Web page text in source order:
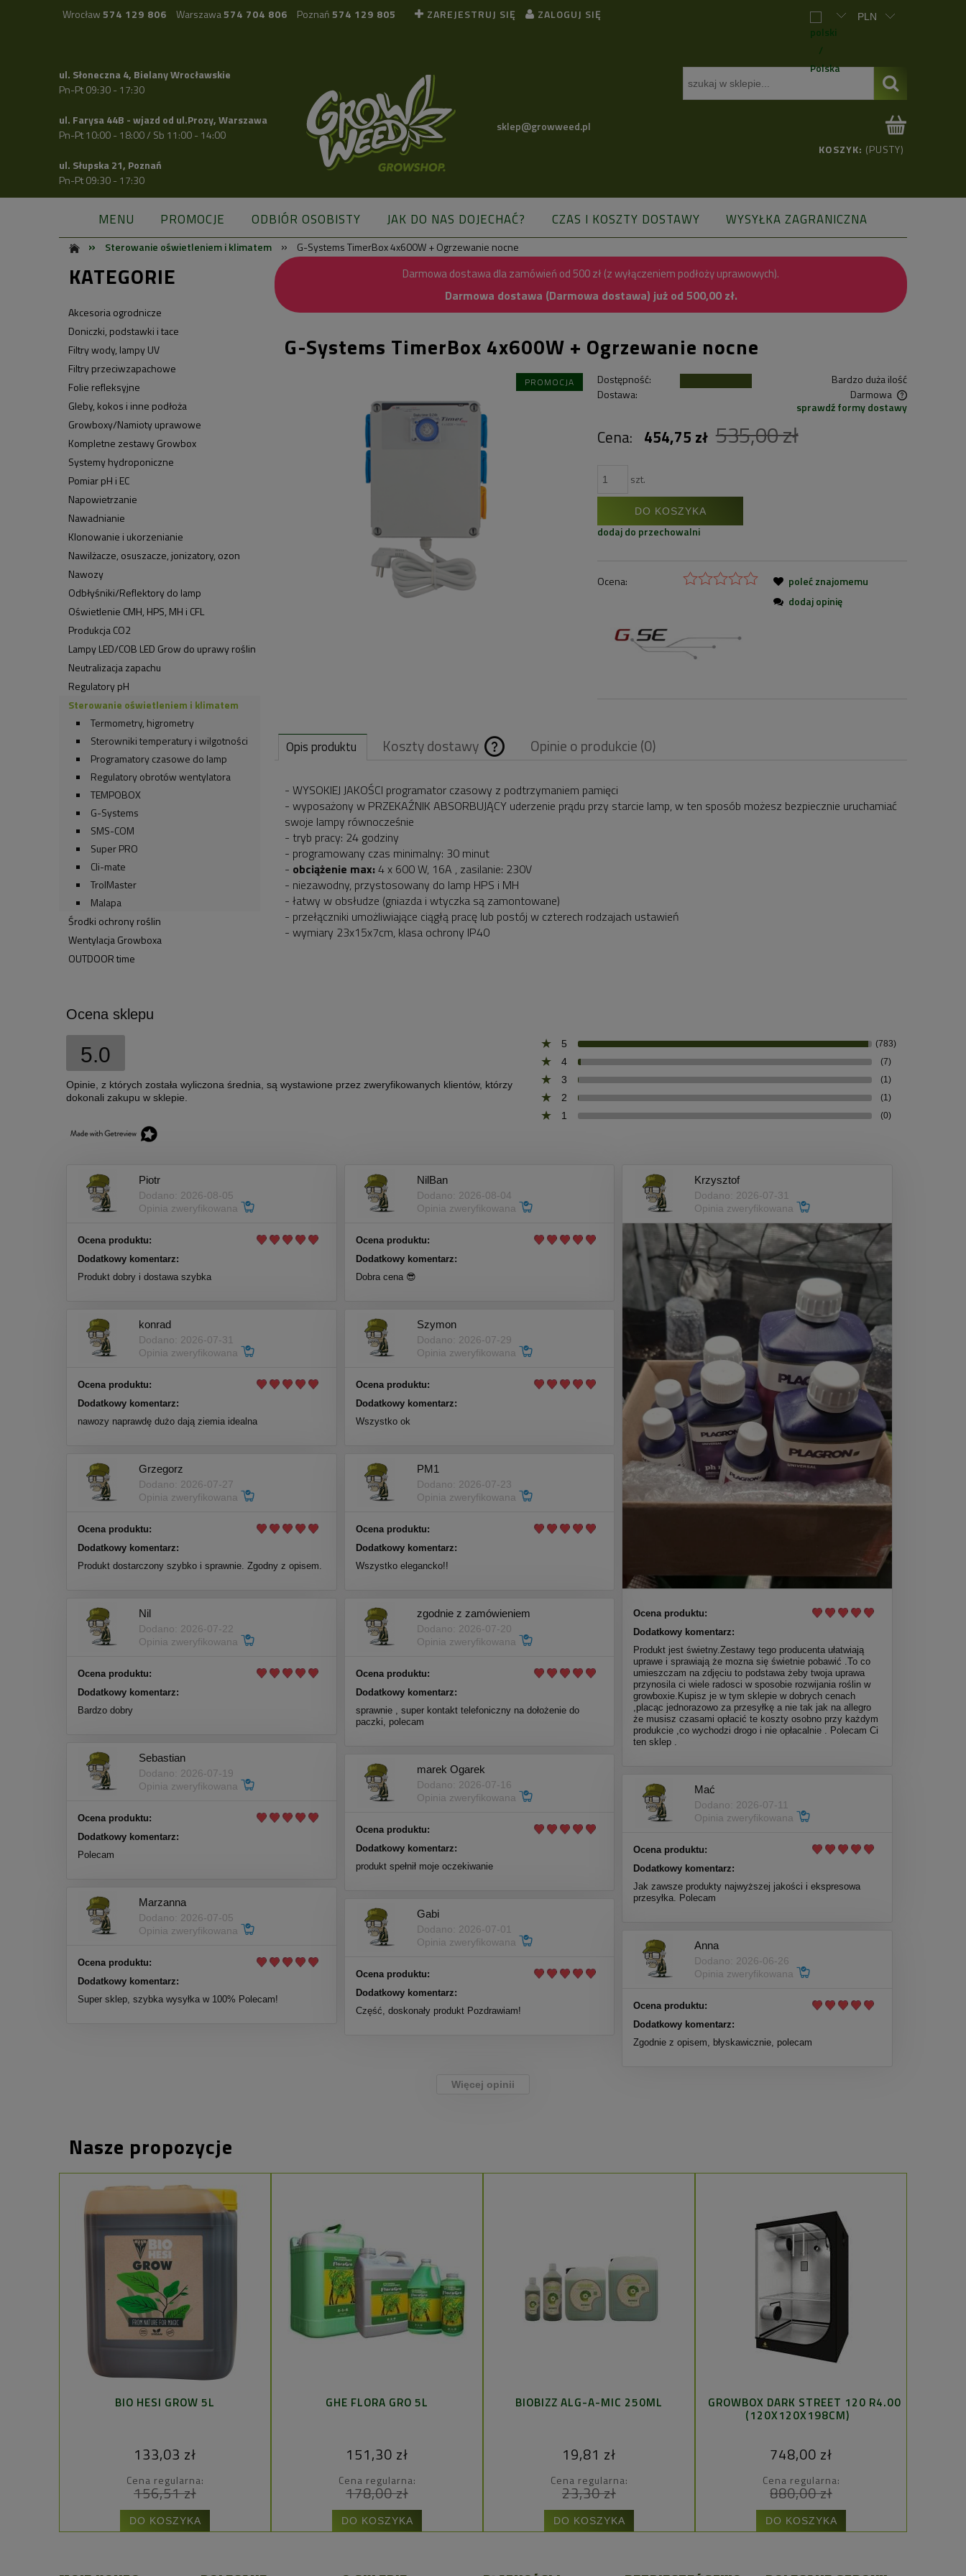
Wrocław 574 129 806 Warszawa574 704 806 Poznań 574 129 805 ZAREJESTRUJ SIĘ ZALOGUJ SIĘ
ul. Słoneczna 4, Bielany Wrocławskie
Pn-Pt 09:30 - 17:30
ul. Farysa 44B - wjazd od ul.Prozy, Warszawa
Pn-Pt 10:00 - 18:00 / Sb 11:00 - 14:00
ul. Słupska 21, Poznań
Pn-Pt 09:30 - 17:30
sklep@growweed.pl
KOSZYK: (PUSTY)
MENU PROMOCJE ODBIÓR OSOBISTY JAK DO NAS DOJECHAĆ? CZAS I KOSZTY DOSTAWY
WYSYŁKA ZAGRANICZNA
BLOG
» Sterowanie oświetleniem i klimatem » G-Systems TimerBox 4x600W + Ogrzewanie nocne
KATEGORIE
Akcesoria ogrodnicze
Doniczki, podstawki i tace
Filtry wody, lampy UV
Filtry przeciwzapachowe
Folie refleksyjne
Gleby, kokos i inne podłoża
Growboxy/Namioty uprawowe
Kompletne zestawy Growbox
Systemy hydroponiczne
Pomiar pH i EC
Napowietrzanie
Nawadnianie
Klonowanie i ukorzenianie
Nawilżacze, osuszacze, jonizatory, ozon
Nawozy
Odbłyśniki/Reflektory do lamp
Oświetlenie CMH, HPS, MH i CFL
Produkcja CO2
Lampy LED/COB LED Grow do uprawy roślin
Neutralizacja zapachu
Regulatory pH
Sterowanie oświetleniem i klimatem
Termometry, higrometry
Sterowniki temperatury i wilgotności
Programatory czasowe do lamp
Regulatory obrotów wentylatora
TEMPOBOX
G-Systems
SMS-COM
Super PRO
Cli-mate
TrolMaster
Malapa
Środki ochrony roślin
Wentylacja Growboxa
OUTDOOR time
Darmowa dostawa dla zamówień od 500 zł (z wyłączeniem podłoży uprawowych).
Darmowa dostawa (Darmowa dostawa) już od 500,00 zł.
G-Systems TimerBox 4x600W + Ogrzewanie nocne
PROMOCJA Dostępność:
Bardzo duża ilość
Dostawa:
Darmowa
Cena nie zawiera ewentualnych kosztów
płatności
sprawdź formy dostawy
Cena: 454,75 zł 535,00 zł
szt.
DO KOSZYKA
dodaj do przechowalni
Ocena:
poleć znajomemu
dodaj opinię
Opis produktu Koszty dostawy
Cena nie zawiera
ewentualnych
Opinie o produkcie (0)
- WYSOKIEJ JAKOŚCI programator czasowy z podtrzymaniem pamięci
- wyposażony w PRZEKAŹNIK ABSORBUJĄCY uderzenie prądu przy starcie lamp, w ten sposób możesz bezpiecznie uruchamiać
swoje lampy równocześnie
- tryb pracy: 24 godziny
- programowany czas minimalny: 30 minut
- obciążenie max: 4 x 600 W, 16A , zasilanie: 230V
- niezawodny, przystosowany do lamp HPS i MH
- łatwy w obsłudze (gniazda i wtyczka są zamontowane)
- przełączniki umożliwiające ciągłą pracę lub postój w czterech rodzajach ustawień
- wymiary 23x15x7cm, klasa ochrony IP40
Ocena sklepu
5.0
Opinie, z których została wyliczona średnia, są wystawione przez zweryfikowanych klientów, którzy
dokonali zakupu w sklepie.
5 (783)
4 (7)
3 (1)
2 (1)
1 (0)
Piotr
Dodano: 2026-08-05
Opinia zweryfikowana
Ocena produktu:
Dodatkowy komentarz:
Produkt dobry i dostawa szybka
NilBan
Dodano: 2026-08-04
Opinia zweryfikowana
Ocena produktu:
Dodatkowy komentarz:
Dobra cena 😎
Krzysztof
Dodano: 2026-07-31
Opinia zweryfikowana
Ocena produktu:
Dodatkowy komentarz:
Produkt jest świetny.Zestawy tego producenta ułatwiają
uprawe i sprawiają że mozna się świetnie pobawić .To co
umieszczam na zdjęciu to podstawa żeby twoja uprawa
przynosila ci wiele radosci w sposobie rozwijania roślin w
growboxie.Kupisz je w tym sklepie w dobrych cenach
,placąc jednorazowo za przesyłkę a nie tak jak na allegro
że musisz czasami opłacić te koszty osobno przy każdym
produkcie ,co wychodzi drogo i nie opłacalnie . Polecam Ci
ten sklep .
konrad
Dodano: 2026-07-31
Opinia zweryfikowana
Ocena produktu:
Dodatkowy komentarz:
nawozy naprawdę dużo dają ziemia idealna
Szymon
Dodano: 2026-07-29
Opinia zweryfikowana
Ocena produktu:
Dodatkowy komentarz:
Wszystko ok
Grzegorz
Dodano: 2026-07-27
Opinia zweryfikowana
Ocena produktu:
Dodatkowy komentarz:
Produkt dostarczony szybko i sprawnie. Zgodny z opisem.
PM1
Dodano: 2026-07-23
Opinia zweryfikowana
Ocena produktu:
Dodatkowy komentarz:
Wszystko elegancko!!
Nil
Dodano: 2026-07-22
Opinia zweryfikowana
Ocena produktu:
Dodatkowy komentarz:
Bardzo dobry
zgodnie z zamówieniem
Dodano: 2026-07-20
Opinia zweryfikowana
Ocena produktu:
Dodatkowy komentarz:
sprawnie , super kontakt telefoniczny na dołożenie do
paczki, polecam
Sebastian
Dodano: 2026-07-19
Opinia zweryfikowana
Ocena produktu:
Dodatkowy komentarz:
Polecam
marek Ogarek
Dodano: 2026-07-16
Opinia zweryfikowana
Ocena produktu:
Dodatkowy komentarz:
produkt spełnił moje oczekiwanie
Mać
Dodano: 2026-07-11
Opinia zweryfikowana
Ocena produktu:
Dodatkowy komentarz:
Jak zawsze produkty najwyższej jakości i ekspresowa
przesyłka. Polecam
Marzanna
Dodano: 2026-07-05
Opinia zweryfikowana
Ocena produktu:
Dodatkowy komentarz:
Super sklep, szybka wysyłka w 100% Polecam!
Gabi
Dodano: 2026-07-01
Opinia zweryfikowana
Ocena produktu:
Dodatkowy komentarz:
Część, doskonały produkt Pozdrawiam!
Anna
Dodano: 2026-06-26
Opinia zweryfikowana
Ocena produktu:
Dodatkowy komentarz:
Zgodnie z opisem, błyskawicznie, polecam
Więcej opinii
Nasze propozycje
BIO HESI GROW 5L
133,03 zł
Cena regularna:
156,51 zł
DO KOSZYKA
GHE FLORA GRO 5L
151,30 zł
Cena regularna:
178,00 zł
DO KOSZYKA
BIOBIZZ ALG-A-MIC 250ML
19,81 zł
Cena regularna:
23,30 zł
DO KOSZYKA
GROWBOX DARK STREET 120 R4.00
(120X120X198CM)
748,00 zł
Cena regularna:
880,00 zł
DO KOSZYKA